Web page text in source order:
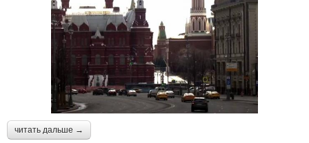
читать дальше →